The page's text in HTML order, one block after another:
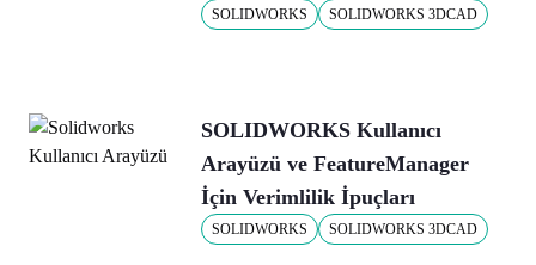
SOLIDWORKS SOLIDWORKS 3DCAD
SOLIDWORKS Kullanıcı
Arayüzü ve FeatureManager
İçin Verimlilik İpuçları
SOLIDWORKS SOLIDWORKS 3DCAD